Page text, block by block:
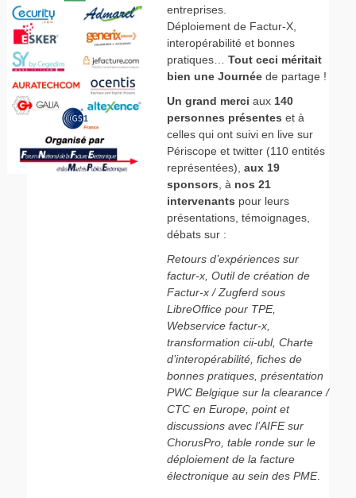
entreprises.
Déploiement de Factur-X,
interopérabilité et bonnes
pratiques… Tout ceci méritait
bien une Journéede partage !
Un grand merci aux 140
personnes présentes et à
celles qui ont suivi en live sur
Périscope et twitter (110 entités
représentées), aux 19
sponsors , à nos 21
intervenants pour leurs
présentations, témoignages,
débats sur :
Retours d’expériences sur
factur-x, Outil de création de
Factur-x / Zugferd sous
LibreOffice pour TPE,
Webservice factur-x,
transformation cii-ubl, Charte
d’interopérabilité, fiches de
bonnes pratiques, présentation
PWC Belgique sur la clearance /
CTC en Europe, point et
discussions avec l’AIFE sur
ChorusPro, table ronde sur le
déploiement de la facture
électronique au sein des PME.